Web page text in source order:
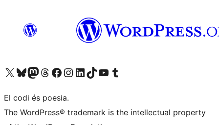
Visiteu el nostre compte X (abans Twitter)
Visiteu el nostre compte de Bluesky
Visiteu el nostre compte al Mastodon
Visiteu el nostre compte de Threads
Visiteu la nostra pàgina al Facebook
Visiteu el nostre compte d'Instagram
Visiteu el nostre compte de LinkedIn
Visiteu el nostre compte de TikTok
Visiteu el nostre canal al YouTube
Visiteu el nostre compte de Tumblr
El codi és poesia.
The WordPress® trademark is the intellectual property